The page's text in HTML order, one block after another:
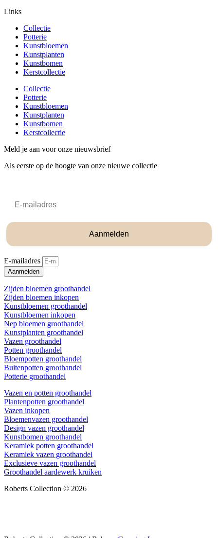
Links
Collectie
Potterie
Kunstbloemen
Kunstplanten
Kunstbomen
Kerstcollectie
Collectie
Potterie
Kunstbloemen
Kunstplanten
Kunstbomen
Kerstcollectie
Meld je aan voor onze nieuwsbrief
Als eerste op de hoogte van onze nieuwe collectie
Aanmelden
E-mailadres
Aanmelden
Zijden bloemen groothandel
Zijden bloemen inkopen
Kunstbloemen groothandel
Kunstbloemen inkopen
Nep bloemen groothandel
Kunstplanten groothandel
Vazen groothandel
Potten groothandel
Bloempotten groothandel
Buitenpotten groothandel
Potterie groothandel
Vazen en potten groothandel
Plantenpotten groothandel
Vazen inkopen
Bloemenvazen groothandel
Design vazen groothandel
Kunstbomen groothandel
Keramiek potten groothandel
Keramiek vazen groothandel
Exclusieve vazen groothandel
Groothandel aardewerk kruiken
Roberts Collection © 2026